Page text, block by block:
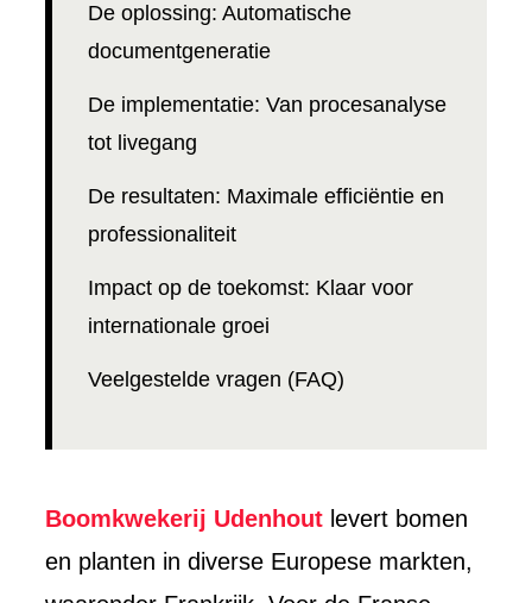
De oplossing: Automatische
documentgeneratie
De implementatie: Van procesanalyse
tot livegang
De resultaten: Maximale efficiëntie en
professionaliteit
Impact op de toekomst: Klaar voor
internationale groei
Veelgestelde vragen (FAQ)
Boomkwekerij Udenhout levert bomen
en planten in diverse Europese markten,